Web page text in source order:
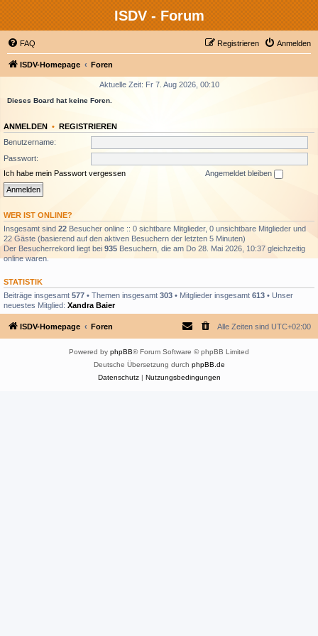
ISDV - Forum
FAQ Anmelden
Registrieren
ISDV-Homepage Foren
Aktuelle Zeit: Fr 7. Aug 2026, 00:10
Dieses Board hat keine Foren.
ANMELDEN • REGISTRIEREN
Benutzername:
Passwort:
Ich habe mein Passwort vergessen
Angemeldet bleiben
WER IST ONLINE?
Insgesamt sind 22 Besucher online :: 0 sichtbare Mitglieder, 0 unsichtbare Mitglieder und
22 Gäste (basierend auf den aktiven Besuchern der letzten 5 Minuten)
Der Besucherrekord liegt bei 935 Besuchern, die am Do 28. Mai 2026, 10:37 gleichzeitig
online waren.
STATISTIK
Beiträge insgesamt 577 • Themen insgesamt 303 • Mitglieder insgesamt 613 • Unser
neuestes Mitglied: Xandra Baier
ISDV-Homepage Foren Alle Zeiten sind UTC+02:00
Powered by phpBB® Forum Software © phpBB Limited
Deutsche Übersetzung durch phpBB.de
Datenschutz| Nutzungsbedingungen